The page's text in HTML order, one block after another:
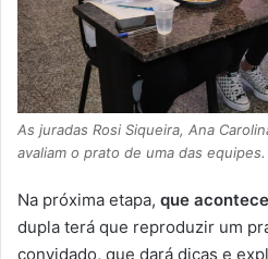
As juradas Rosi Siqueira, Ana
avaliam o prato de uma das equipes.
Na próxima etapa, que
dupla terá que reproduzir um
convidado, que dará dicas e